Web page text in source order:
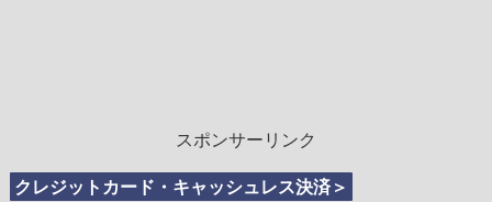
スポンサーリンク
クレジットカード・キャッシュレス決済＞